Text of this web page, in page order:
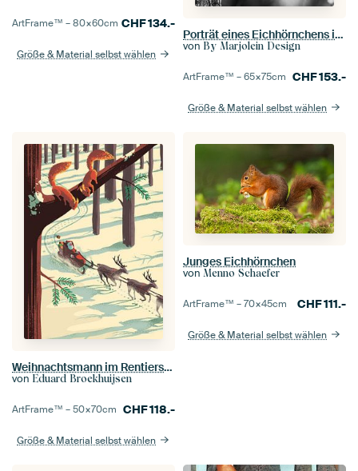
ArtFrame™ –80×60cm CHF134.-
Größe & Material selbst wählen
Porträt eines Eichhörnchens in Schwarzweiß
von By Marjolein Design
ArtFrame™ –65×75cm CHF153.-
Größe & Material selbst wählen
Weihnachtsmann im Rentierschlitten und Eichhörnchen
von Eduard Broekhuijsen
ArtFrame™ –50×70cm CHF118.-
Größe & Material selbst wählen
Junges Eichhörnchen
von Menno Schaefer
ArtFrame™ –70×45cm CHF111.-
Größe & Material selbst wählen